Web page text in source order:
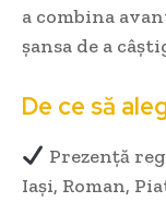
a combina
șansa de a
De ce să
Prezență
Iași, Roman,